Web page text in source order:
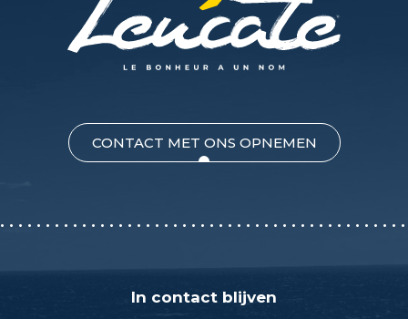
CONTACT MET ONS OPNEMEN
In contact blijven